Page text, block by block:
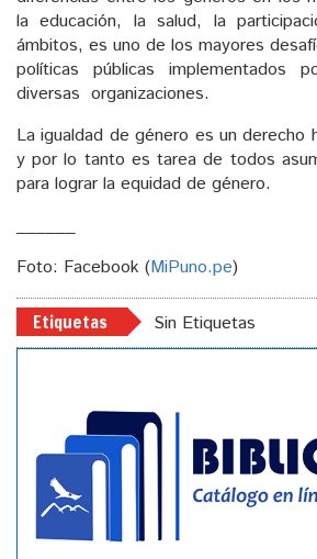
la educación, la salud, la
ámbitos, es uno de los mayores
políticas públicas implementados
diversas organizaciones.
La igualdad de género es un derecho
y por lo tanto es tarea de todos
para lograr la equidad de género.
Foto: Facebook (MiPuno.pe)
Etiquetas Sin Etiquetas